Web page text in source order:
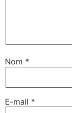
Nom *
E-mail *